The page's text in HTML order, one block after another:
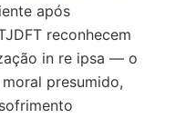
após
reconhecem
in re ipsa — o
presumido,